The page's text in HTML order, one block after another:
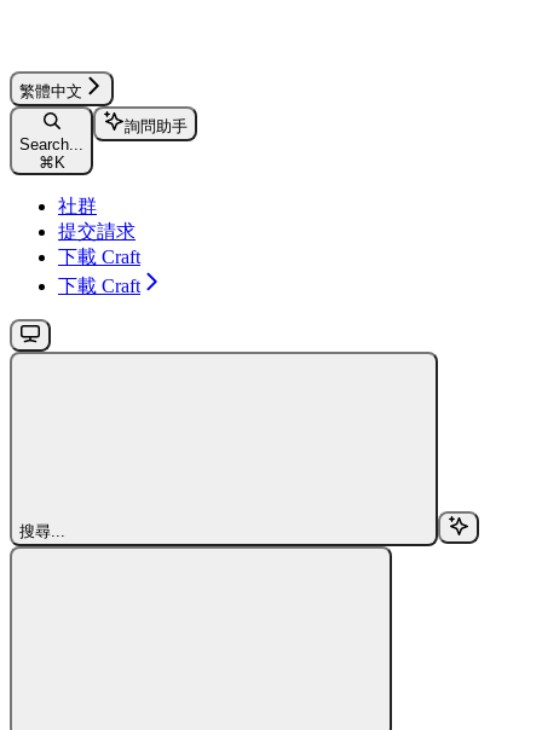
繁體中文
Search...
⌘ K
詢問助手
社群
提交請求
下載 Craft
下載 Craft
搜尋...